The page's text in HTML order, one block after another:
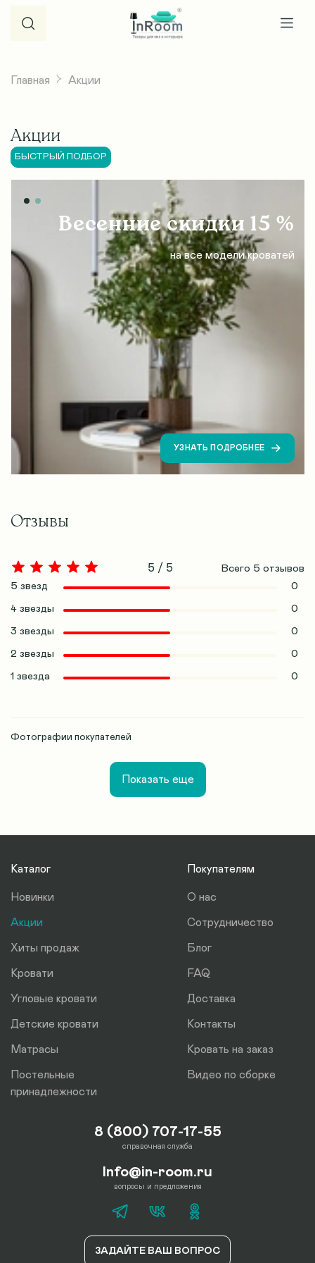
Главная Акции
Акции
БЫСТРЫЙ ПОДБОР
Весенние скидки 15 %
на все модели кроватей
УЗНАТЬ ПОДРОБНЕЕ
Отзывы
Фотографии покупателей
Показать еще
5 / 5 Всего 5 отзывов
5 звезд
0
4 звезды 0
3 звезды 0
2 звезды 0
1 звезда 0
Каталог
Новинки
Акции
Хиты продаж
Кровати
Угловые кровати
Детские кровати
Матрасы
Постельные
принадлежности
Покупателям
О нас
Сотрудничество
Блог
FAQ
Доставка
Контакты
Кровать на заказ
Видео по сборке
ЗАДАЙТЕ ВАШ ВОПРОС
8 (800) 707-17-55
справочная служба
Info@in-room.ru
вопросы и предложения